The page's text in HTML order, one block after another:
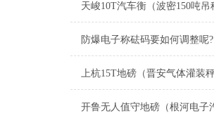
防爆电子称砝码要如何调整呢?